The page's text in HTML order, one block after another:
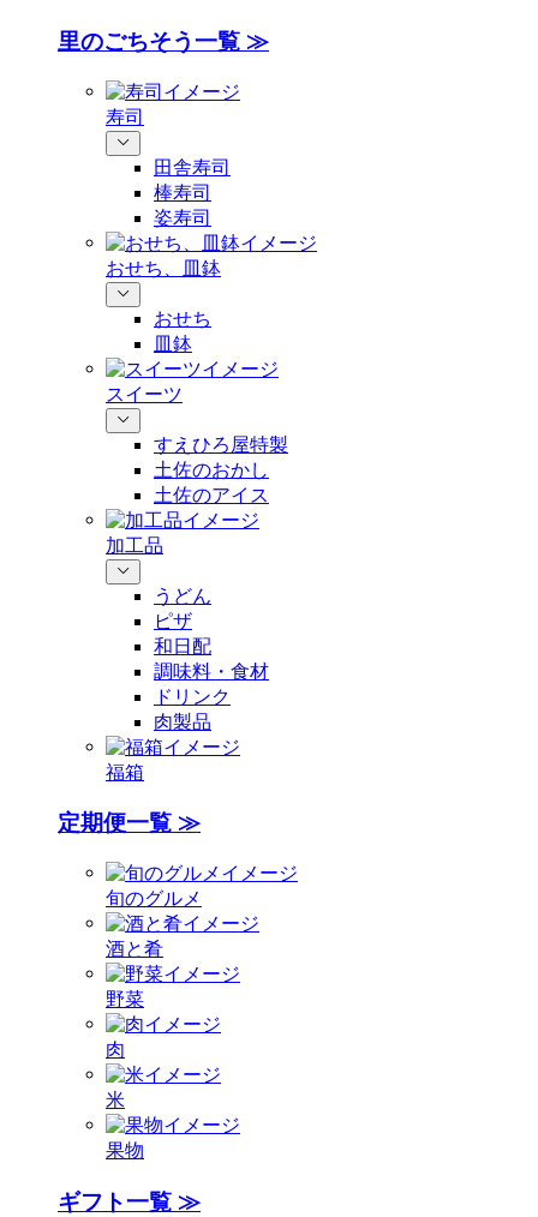
里のごちそう一覧 ≫
寿司
田舎寿司
棒寿司
姿寿司
おせち、皿鉢
おせち
皿鉢
スイーツ
すえひろ屋特製
土佐のおかし
土佐のアイス
加工品
うどん
ピザ
和日配
調味料・食材
ドリンク
肉製品
福箱
定期便一覧 ≫
旬のグルメ
酒と肴
野菜
肉
米
果物
ギフト一覧 ≫